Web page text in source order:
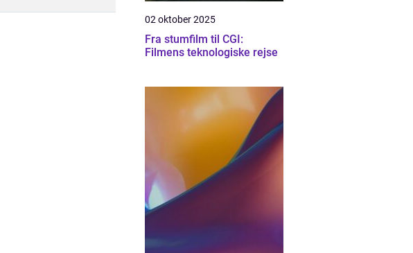
02 oktober 2025
Fra stumfilm til CGI:
Filmens teknologiske rejse